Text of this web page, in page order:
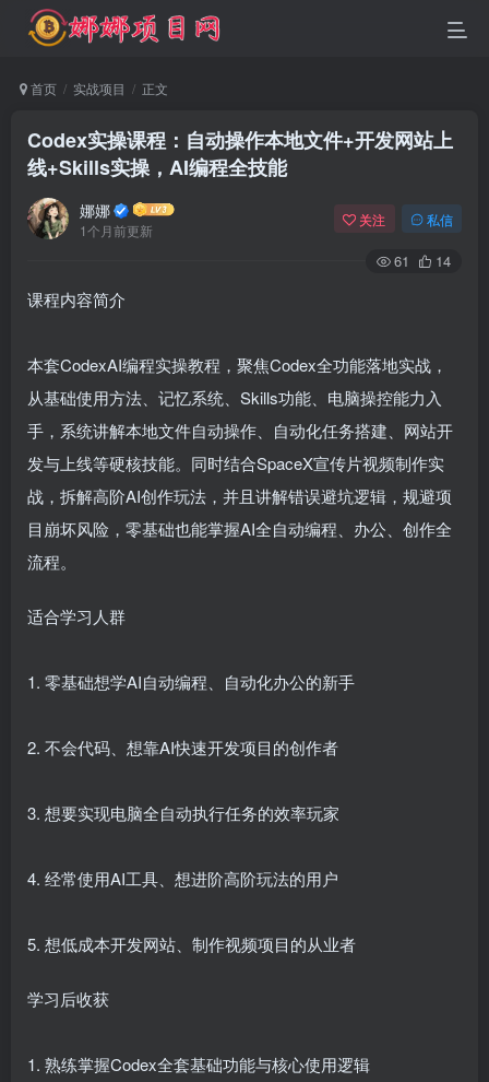
首页 实战项目 正文
Codex实操课程：自动操作本地文件+开发网站上
线+Skills实操，AI编程全技能
娜娜
1个月前更新
关注 私信
61 14
课程内容简介
本套CodexAI编程实操教程，聚焦Codex全功能落地实战，
从基础使用方法、记忆系统、Skills功能、电脑操控能力入
手，系统讲解本地文件自动操作、自动化任务搭建、网站开
发与上线等硬核技能。同时结合SpaceX宣传片视频制作实
战，拆解高阶AI创作玩法，并且讲解错误避坑逻辑，规避项
目崩坏风险，零基础也能掌握AI全自动编程、办公、创作全
流程。
适合学习人群
1. 零基础想学AI自动编程、自动化办公的新手
2. 不会代码、想靠AI快速开发项目的创作者
3. 想要实现电脑全自动执行任务的效率玩家
4. 经常使用AI工具、想进阶高阶玩法的用户
5. 想低成本开发网站、制作视频项目的从业者
学习后收获
1. 熟练掌握Codex全套基础功能与核心使用逻辑